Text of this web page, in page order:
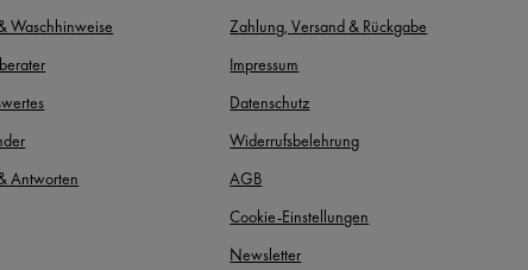
Waschhinweise
Antworten
Zahlung, Versand & Rückgabe
Impressum
Datenschutz
Widerrufsbelehrung
AGB
Cookie-Einstellungen
Newsletter